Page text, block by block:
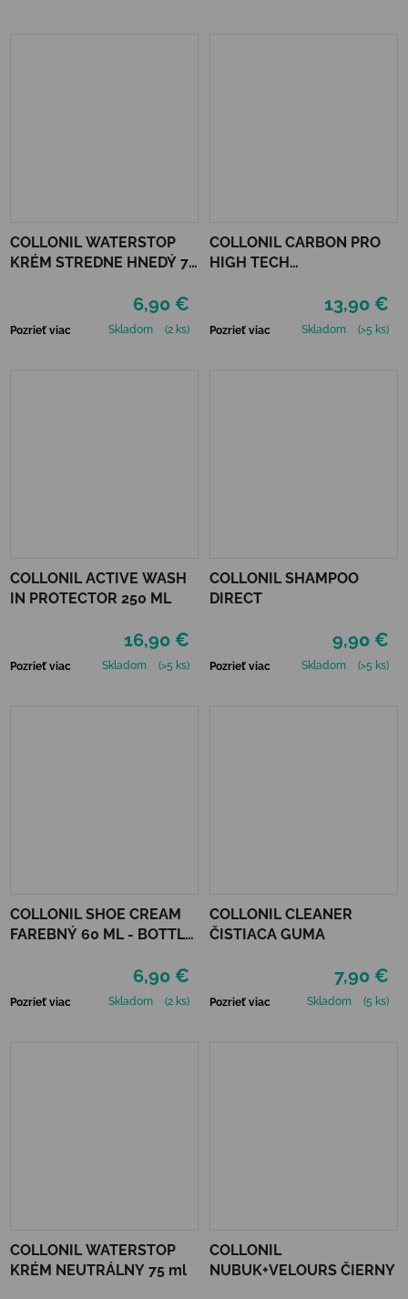
COLLONIL WATERSTOP
KRÉM STREDNE HNEDÝ 75
6,90 €
Pozrieť viac Skladom (2 ks)
COLLONIL CARBON PRO
HIGH TECH
13,90 €
Pozrieť viac Skladom (>5 ks)
COLLONIL ACTIVE WASH
IN PROTECTOR 250 ML
16,90 €
Pozrieť viac Skladom (>5 ks)
COLLONIL SHAMPOO
DIRECT
9,90 €
Pozrieť viac Skladom (>5 ks)
COLLONIL SHOE CREAM
FAREBNÝ 60 ML - BOTTLE
6,90 €
Pozrieť viac Skladom (2 ks)
COLLONIL CLEANER
ČISTIACA GUMA
7,90 €
Pozrieť viac Skladom (5 ks)
COLLONIL WATERSTOP
KRÉM NEUTRÁLNY 75 ml
COLLONIL
NUBUK+VELOURS ČIERNY